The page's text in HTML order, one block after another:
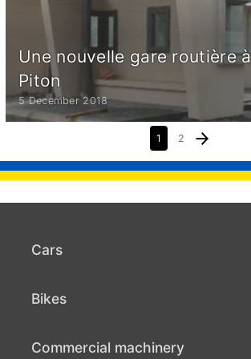
Une nouvelle gare routière à
Piton
5 December 2018
1 2
Cars
Bikes
Commercial machinery